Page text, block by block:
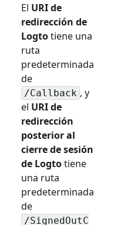
El URI de
redirección de
Logtotiene una
ruta
predeterminada
de
/Callback , y
el URI de
redirección
posterior al
cierre de sesión
de Logtotiene
una ruta
predeterminada
de
/SignedOutC